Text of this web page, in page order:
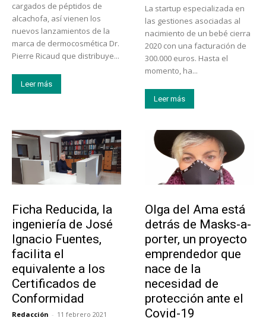
cargados de péptidos de
alcachofa, así vienen los
nuevos lanzamientos de la
marca de dermocosmética Dr.
Pierre Ricaud que distribuye...
Leer más
La startup especializada en
las gestiones asociadas al
nacimiento de un bebé cierra
2020 con una facturación de
300.000 euros. Hasta el
momento, ha...
Leer más
Ficha Reducida, la
ingeniería de José
Ignacio Fuentes,
facilita el
equivalente a los
Certificados de
Conformidad
Redacción - 11 febrero 2021
Olga del Ama está
detrás de Masks-a-
porter, un proyecto
emprendedor que
nace de la
necesidad de
protección ante el
Covid-19